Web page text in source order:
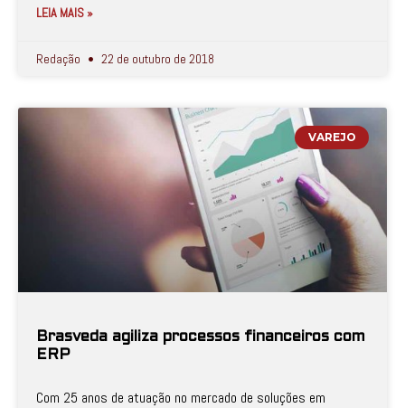
LEIA MAIS »
Redação 22 de outubro de 2018
VAREJO
Brasveda agiliza processos financeiros com
ERP
Com 25 anos de atuação no mercado de soluções em